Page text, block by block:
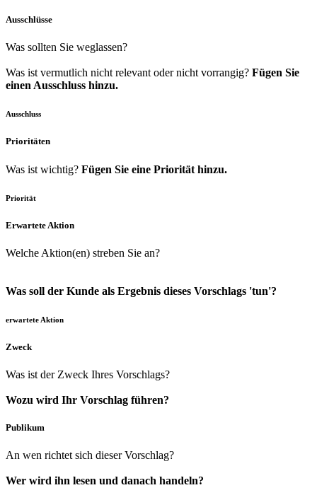
Ausschlüsse
Was sollten Sie weglassen?
Was ist vermutlich nicht relevant oder nicht vorrangig? Fügen Sie
einen Ausschluss hinzu.
Ausschluss
Prioritäten
Was ist wichtig? Fügen Sie eine Priorität hinzu.
Priorität
Erwartete Aktion
Welche Aktion(en) streben Sie an?
Was soll der Kunde als Ergebnis dieses Vorschlags 'tun'?
erwartete Aktion
Zweck
Was ist der Zweck Ihres Vorschlags?
Wozu wird Ihr Vorschlag führen?
Publikum
An wen richtet sich dieser Vorschlag?
Wer wird ihn lesen und danach handeln?